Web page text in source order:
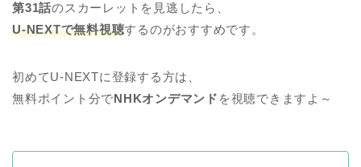
第31話のスカーレットを見逃したら、
U-NEXTで無料視聴するのがおすすめです。
初めてU-NEXTに登録する方は、
無料ポイント分でNHKオンデマンド を視聴できますよ～